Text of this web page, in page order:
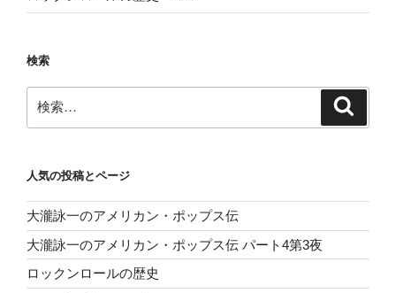
検索
索:
人気の投稿とページ
大瀧詠一のアメリカン・ポップス伝
大瀧詠一のアメリカン・ポップス伝 パート4第3夜
ロックンロールの歴史